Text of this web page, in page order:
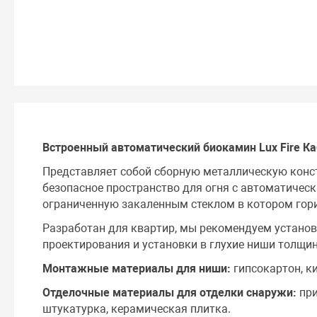
Встроенный автоматический биокамин Lux Fire
Представляет собой сборную металлическую
безопасное пространство для огня с
ограниченную закаленным стеклом в котором
Разработан для квартир, мы рекомендуем
проектирования и установки в глухие ниши
Монтажные материалы для ниши: гипсокартон,
Отделочные материалы для отделки снаружи:
штукатурка, керамическая плитка.